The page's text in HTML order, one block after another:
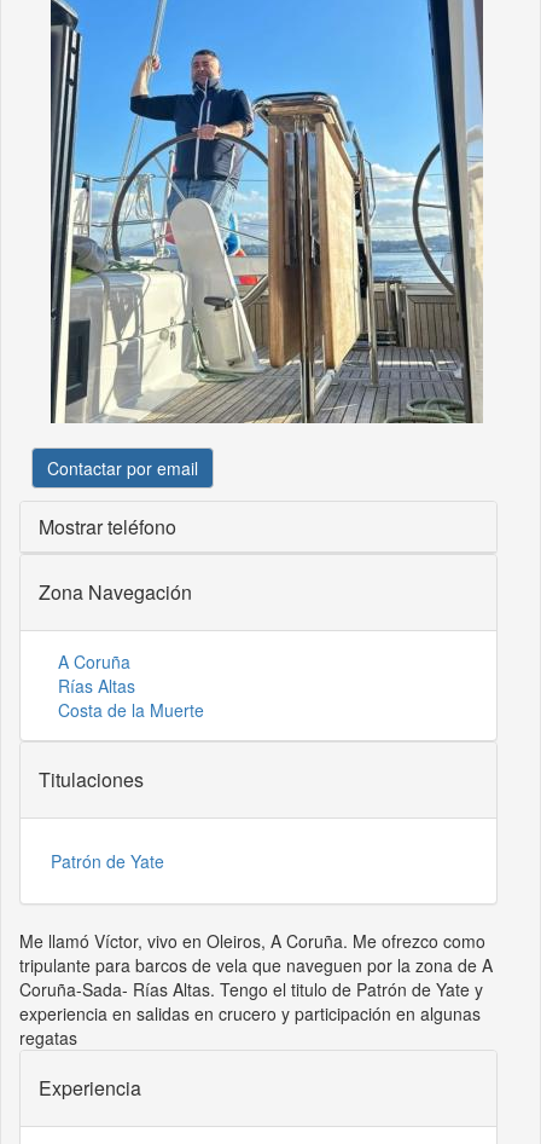
Contactar por email
Mostrar teléfono
Zona Navegación
A Coruña
Rías Altas
Costa de la Muerte
Titulaciones
Patrón de Yate
Me llamó Víctor, vivo en Oleiros, A Coruña. Me ofrezco como
tripulante para barcos de vela que naveguen por la zona de A
Coruña-Sada- Rías Altas. Tengo el titulo de Patrón de Yate y
experiencia en salidas en crucero y participación en algunas
regatas
Experiencia